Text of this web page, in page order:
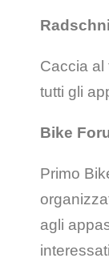
Caccia al
tutti gli
Bike
Primo
agli